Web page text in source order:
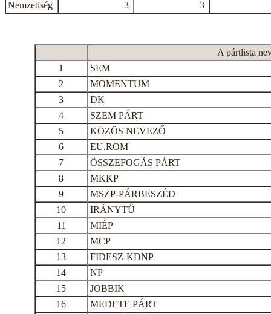
Nemzetiség 3 3
A pártlista
1
SEM
2
MOMENTUM
3
DK
4
SZEM PÁRT
5
KÖZÖS NEVEZŐ
6
EU.ROM
7
ÖSSZEFOGÁS PÁRT
8
MKKP
9
MSZP-PÁRBESZÉD
10
IRÁNYTŰ
11
MIÉP
12
MCP
13
FIDESZ-KDNP
14
NP
15
JOBBIK
16
MEDETE PÁRT